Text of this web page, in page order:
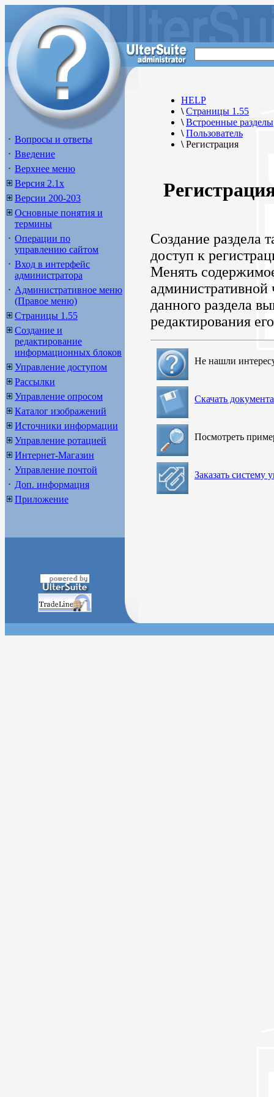
Вопросы и ответы
Введение
Верхнее меню
Версия 2.1х
Версии 200-203
Основные понятия и
термины
Операции по
управлению сайтом
Вход в интерфейс
администратора
Административное меню
(Правое меню)
Страницы 1.55
Создание и
редактирование
информационных блоков
Управление доступом
Рассылки
Управление опросом
Каталог изображений
Источники информации
Управление ротацией
Интернет-Магазин
Управление почтой
Доп. информация
Приложение
HELP
\Страницы 1.55
\Встроенные разделы
\Пользователь
\Регистрация
Создание раздела
доступ к
Менять
данного раздела
редактирования
Не нашли
Скачать
Посмотреть
Заказать систему